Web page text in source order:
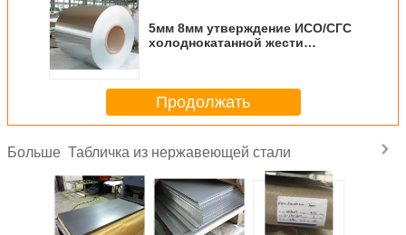
5мм 8мм утверждение ИСО/СГС
холоднокатанной жести
Продолжать
Больше Табличка из нержавеющей стали